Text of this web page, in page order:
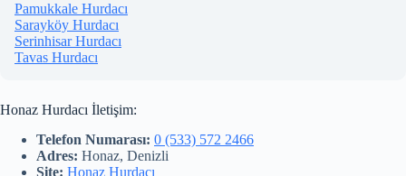
Pamukkale Hurdacı
Sarayköy Hurdacı
Serinhisar Hurdacı
Tavas Hurdacı
Honaz Hurdacı İletişim:
Telefon Numarası: 0 (533) 572 2466
Adres: Honaz, Denizli
Site: Honaz Hurdacı